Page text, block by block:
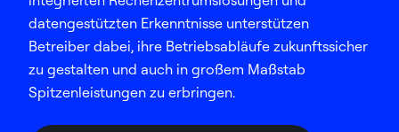
datengestützten Erkenntnisse unterstützen
Betreiber dabei, ihre Betriebsabläufe zukunftssicher
zu gestalten und auch in großem Maßstab
Spitzenleistungen zu erbringen.